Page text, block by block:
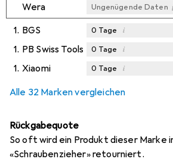
Wera Ungenügende Daten
1. BGS 0 Tage i
1. PB Swiss Tools 0 Tage i
1. Xiaomi 0 Tage i
Alle 32 Marken vergleichen
Rückgabequote
So oft wird ein Produkt dieser Marke
«Schraubenzieher» retourniert.